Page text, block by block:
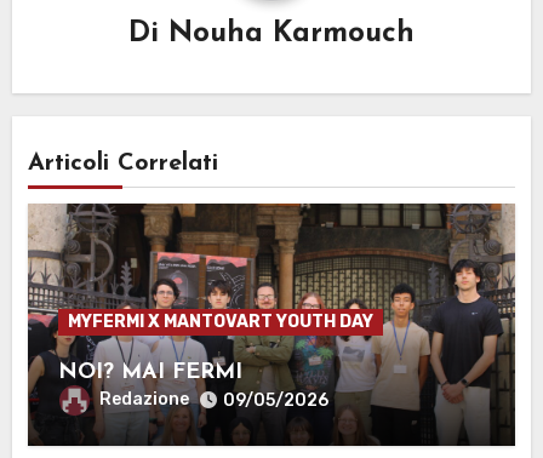
Di Nouha Karmouch
Articoli Correlati
MYFERMI X MANTOVART YOUTH DAY
NOI? MAI FERMI
Redazione 09/05/2026